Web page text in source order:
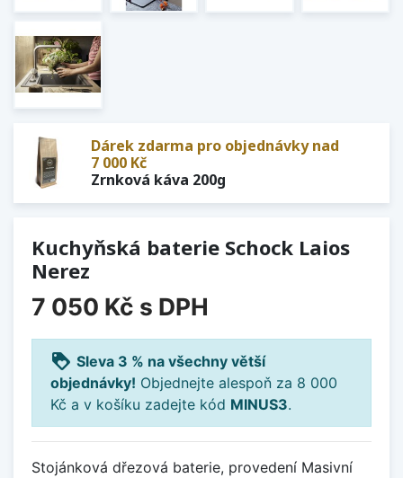
Dárek zdarma pro objednávky nad
7 000 Kč
Zrnková káva 200g
Kuchyňská baterie Schock Laios
Nerez
7 050 Kč s DPH
loyalty Sleva 3 % na všechny větší
objednávky! Objednejte alespoň za 8 000
Kč a v košíku zadejte kód MINUS3.
Stojánková dřezová baterie, provedení Masivní